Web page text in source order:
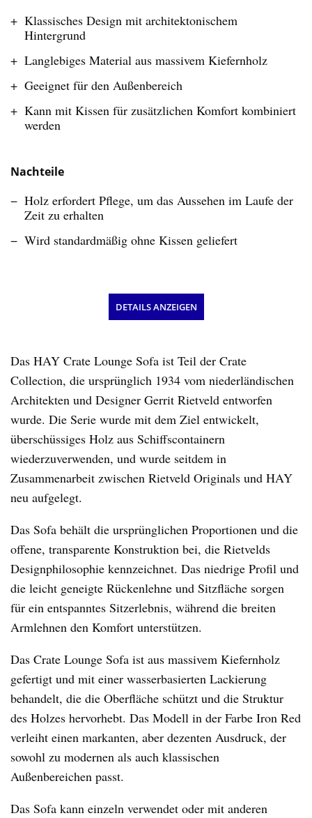
Das HAY Crate Lounge Sofa ist Teil der Crate
Collection, die ursprünglich 1934 vom niederländischen
Architekten und Designer Gerrit Rietveld entworfen
wurde. Die Serie wurde mit dem Ziel entwickelt,
überschüssiges Holz aus Schiffscontainern
wiederzuverwenden, und wurde seitdem in
Zusammenarbeit zwischen Rietveld Originals und HAY
neu aufgelegt.
Das Sofa behält die ursprünglichen Proportionen und die
offene, transparente Konstruktion bei, die Rietvelds
Designphilosophie kennzeichnet. Das niedrige Profil und
die leicht geneigte Rückenlehne und Sitzfläche sorgen
für ein entspanntes Sitzerlebnis, während die breiten
Armlehnen den Komfort unterstützen.
Das Crate Lounge Sofa ist aus massivem Kiefernholz
gefertigt und mit einer wasserbasierten Lackierung
behandelt, die die Oberfläche schützt und die Struktur
des Holzes hervorhebt. Das Modell in der Farbe Iron Red
verleiht einen markanten, aber dezenten Ausdruck, der
sowohl zu modernen als auch klassischen
Außenbereichen passt.
Das Sofa kann einzeln verwendet oder mit anderen
Klassisches Design mit architektonischem
Hintergrund
Langlebiges Material aus massivem Kiefernholz
Geeignet für den Außenbereich
Kann mit Kissen für zusätzlichen Komfort kombiniert
werden
Nachteile
Holz erfordert Pflege, um das Aussehen im Laufe der
Zeit zu erhalten
Wird standardmäßig ohne Kissen geliefert
DETAILS ANZEIGEN